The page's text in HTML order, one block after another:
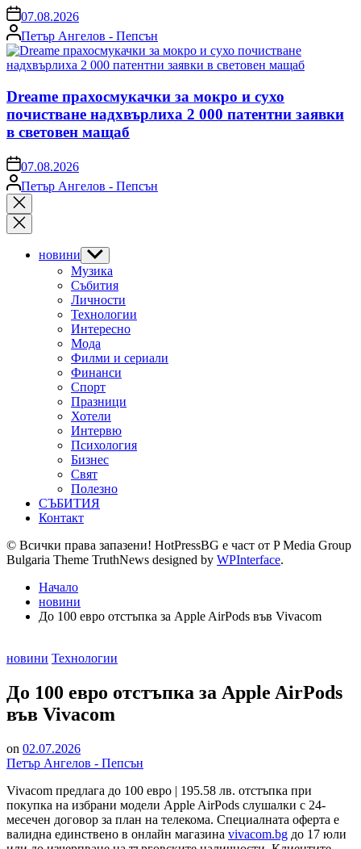
on07.08.2026
Posted
by
Петър Ангелов - Пепсън
Dreame прахосмукачки за мокро и сухо
почистване надхвърлиха 2 000 патентни заявки
в световен мащаб
on07.08.2026
Posted
by
Петър Ангелов - Пепсън
Close
search
новини Show
sub
menu
Музика
Събития
Личности
Технологии
Интересно
Мода
Филми и сериали
Финанси
Спорт
Празници
Хотели
Интервю
Психология
Бизнес
Свят
Полезно
СЪБИТИЯ
Контакт
© Всички права запазени! HotPressBG е част от P Media Group
Bulgaria Theme TruthNews designed by WPInterface.
Начало
новини
До 100 евро отстъпка за Apple AirPods във Vivacom
Posted
новини Технологии
До 100 евро отстъпка за Apple AirPods
във Vivacom
on 02.07.2026
Петър Ангелов - Пепсън
Vivacom предлага до 100 евро | 195.58 лв. отстъпка при
покупка на избрани модели Apple AirPods слушалки с 24-
месечен договор за план на телекома. Специалната оферта е
валидна единствено в онлайн магазина vivacom.bg до 17 юли